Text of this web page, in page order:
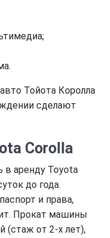
Тойота Королла
сделают
Corolla
в аренду Toyota
до года.
и права,
Прокат машины
(стаж от 2-х лет),